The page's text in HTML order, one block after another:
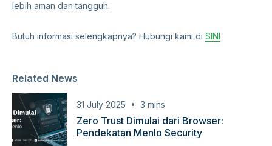
lebih aman dan tangguh.
Butuh informasi selengkapnya? Hubungi kami di SINI
Related News
31 July 2025 3 mins
Zero Trust Dimulai dari Browser:
Pendekatan Menlo Security